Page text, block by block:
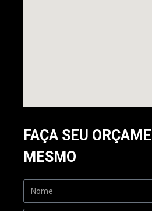
FAÇA SEU
MESMO